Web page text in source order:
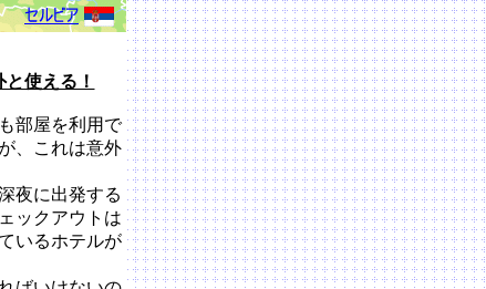
使える！
部屋を利用で
、これは意外
夜に出発する
ックアウトは
いるホテルが